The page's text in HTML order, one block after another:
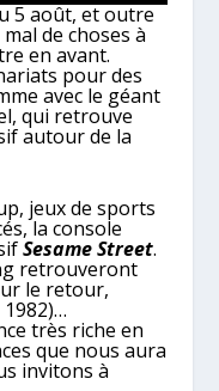
5 août, et outre
de choses à
en avant.
pour des
avec le géant
qui retrouve
autour de la
jeux de sports
la console
Sesame Street.
retrouveront
le retour,
très riche en
que nous aura
invitons à